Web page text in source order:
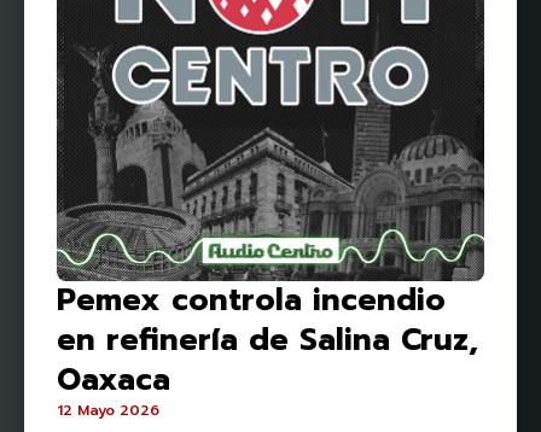
Pemex controla incendio
en refinería de Salina Cruz,
Oaxaca
12 Mayo 2026